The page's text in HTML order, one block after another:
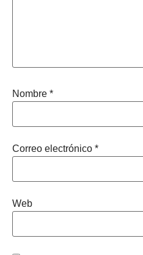
Nombre *
Correo electrónico *
Web